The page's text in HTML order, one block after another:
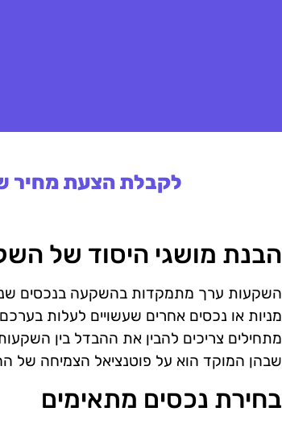
לקבלת הצעת מחיר
הבנת מושגי היסוד של
השקעות ערך מתמקדות בהשקעה בנכסים
מניות או נכסים אחרים שעשויים לעלות
מתחילים צריכים להבין את ההבדל בין
שבהן המוקד הוא על פוטנציאל הצמיחה של
בחירת נכסים מתאימים